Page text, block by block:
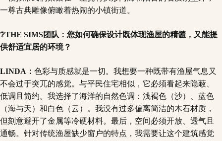
❔THE SIMS团队：您如何确保设计既体现渔屋的精髓，又能提
供舒适宜居的环境？
LINDA： 色彩与质感就是一切。我想要一种既带有渔屋气息又
不会过于突兀的感觉。与平民住宅相似，它必须看起来隐蔽、
低调且简约。我选择了海洋的自然色调：浅褐色（沙）、蓝色
（海与天）和白色（云）。我没有过多偏离简洁的木石材质，
但刻意避开了金属等冷硬材料。最后，空间必须开放、透气且
通畅。针对传统渔屋缺少窗户的特点，我需要让这个建筑感觉